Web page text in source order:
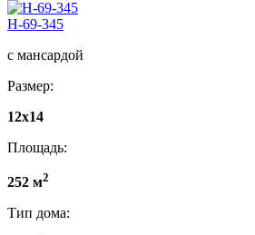
Н-69-345
с мансардой
Размер:
12x14
Площадь:
252 м2
Тип дома: